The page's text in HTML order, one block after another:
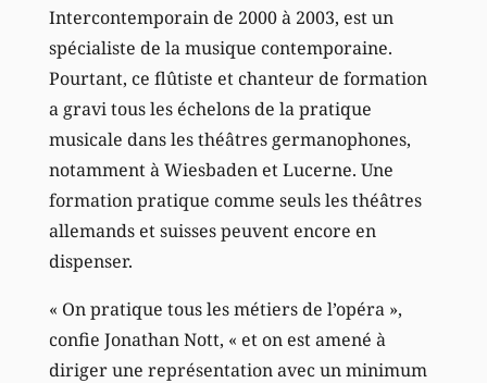
Intercontemporain de 2000 à 2003, est un
spécialiste de la musique contemporaine.
Pourtant, ce flûtiste et chanteur de formation
a gravi tous les échelons de la pratique
musicale dans les théâtres germanophones,
notamment à Wiesbaden et Lucerne. Une
formation pratique comme seuls les théâtres
allemands et suisses peuvent encore en
dispenser.
« On pratique tous les métiers de l’opéra »,
confie Jonathan Nott, « et on est amené à
diriger une représentation avec un minimum